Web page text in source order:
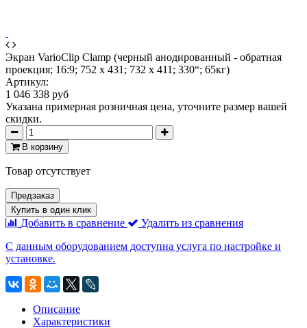
Экран VarioClip Clamp (черный анодированный - обратная
проекция; 16:9; 752 x 431; 732 x 411; 330“; 65кг)
Артикул:
1 046 338 руб
Указана примерная розничная цена, уточните размер вашей
скидки.
В корзину
Товар отсутствует
Предзаказ
Купить в один клик
Добавить в сравнение
Удалить из сравнения
С данным оборудованием доступна услуга по настройке и
установке.
Описание
Характеристики